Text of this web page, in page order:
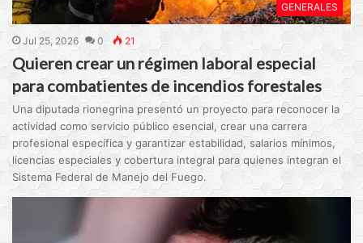
GENERALES
Jul 25, 2026 0 21
Quieren crear un régimen laboral especial
para combatientes de incendios forestales
Una diputada rionegrina presentó un proyecto para reconocer la
actividad como servicio público esencial, crear una carrera
profesional específica y garantizar estabilidad, salarios mínimos,
licencias especiales y cobertura integral para quienes integran el
Sistema Federal de Manejo del Fuego.